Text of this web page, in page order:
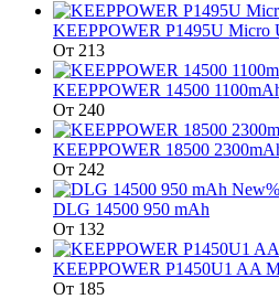
KEEPPOWER P1495U Micro
От 213
KEEPPOWER 14500
От 240
KEEPPOWER 18500
От 242
New%
DLG 14500 950 mAh
От 132
KEEPPOWER P1450U1 AA
От 185